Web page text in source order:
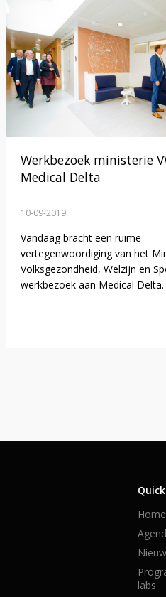
Werkbezoek ministerie
Medical Delta
10-09-2019
Vandaag bracht een ruime
vertegenwoordiging van het
Volksgezondheid, Welzijn en
werkbezoek aan Medical Delta.
Home
labs